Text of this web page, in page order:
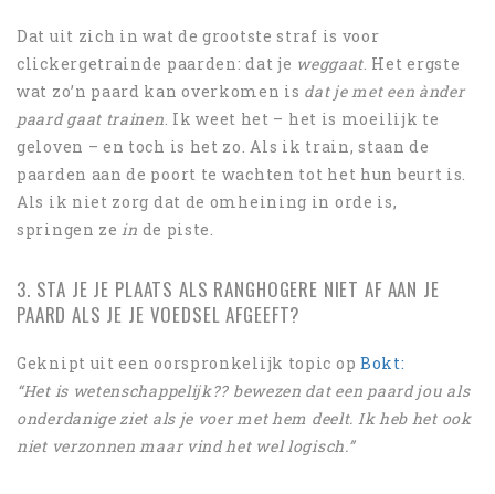
Dat uit zich in wat de grootste straf is voor
clickergetrainde paarden: dat je weggaat. Het ergste
wat zo’n paard kan overkomen is dat je met een ànder
paard gaat trainen. Ik weet het – het is moeilijk te
geloven – en toch is het zo. Als ik train, staan de
paarden aan de poort te wachten tot het hun beurt is.
Als ik niet zorg dat de omheining in orde is,
springen zein de piste.
3. STA JE JE PLAATS ALS RANGHOGERE NIET AF AAN JE
PAARD ALS JE JE VOEDSEL AFGEEFT?
Geknipt uit een oorspronkelijk topic opBokt:
“Het is wetenschappelijk?? bewezen dat een paard jou als
onderdanige ziet als je voer met hem deelt. Ik heb het ook
niet verzonnen maar vind het wel logisch.”